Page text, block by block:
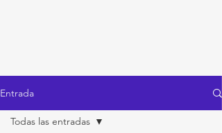
Entrada
Todas las entradas